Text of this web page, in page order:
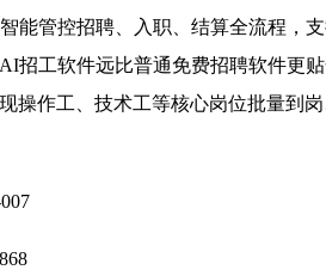
能管控招聘、入职、结算全流程，
招工软件远比普通免费招聘软件更
操作工、技术工等核心岗位批量到